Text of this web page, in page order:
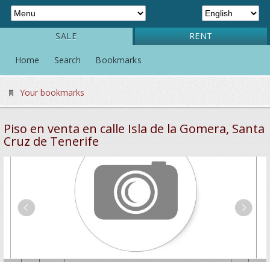
SALE RENT
Home Search Bookmarks
Your bookmarks
Piso en venta en calle Isla de la Gomera, Santa
Cruz de Tenerife